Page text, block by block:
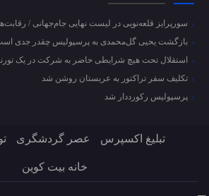
سورپرایز قلعه‌نویی در لیست نهایی جام‌جهانی /
بازگشت یحیی گل‌محمدی به پرسپولیس چقدر جدی
استقلال تحت هیچ شرایطی حاضر به شرکت در یک
تکلیف سفر تراکتور به عربستان روشن شد
پرسپولیس رکورددار شد
تبلیغ اکسپرس عصر گردشگری
خانه بیت کوین